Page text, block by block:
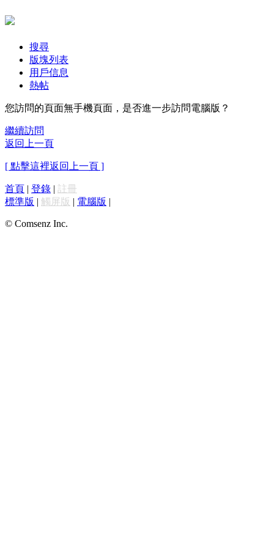
搜尋
版塊列表
用戶信息
熱帖
您訪問的頁面無手機頁面，是否進一步訪問電腦版？
繼續訪問
返回上一頁
[ 點擊這裡返回上一頁 ]
首頁 | 登錄 | 註冊
標準版 | 觸屏版 | 電腦版 |
© Comsenz Inc.